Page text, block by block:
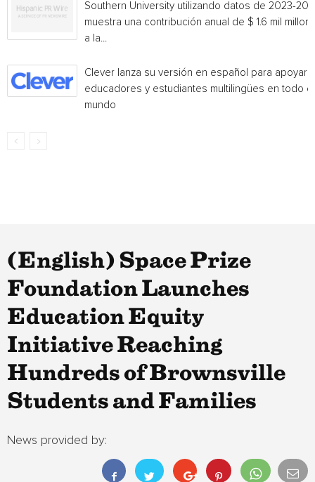
Southern University utilizando datos de 2023-
muestra una contribución anual de $ 1.6 mil
a la...
Clever lanza su versión en español para apoyar a
educadores y estudiantes multilingües en todo el
mundo
(English) Space Prize
Foundation Launches
Education Equity
Initiative Reaching
Hundreds of Brownsville
Students and Families
News provided by: